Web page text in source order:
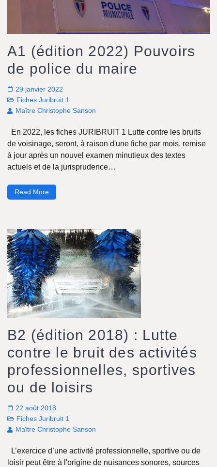
A1 (édition 2022) Pouvoirs
de police du maire
29 janvier 2022
Fiches Juribruit 1
Maître Christophe Sanson
En 2022, les fiches JURIBRUIT 1 Lutte contre les bruits
de voisinage, seront, à raison d'une fiche par mois, remise
à jour après un nouvel examen minutieux des textes
actuels et de la jurisprudence…
Read More
B2 (édition 2018) : Lutte
contre le bruit des activités
professionnelles, sportives
ou de loisirs
22 août 2018
Fiches Juribruit 1
Maître Christophe Sanson
L’exercice d’une activité professionnelle, sportive ou de
loisir peut être à l'origine de nuisances sonores, sources